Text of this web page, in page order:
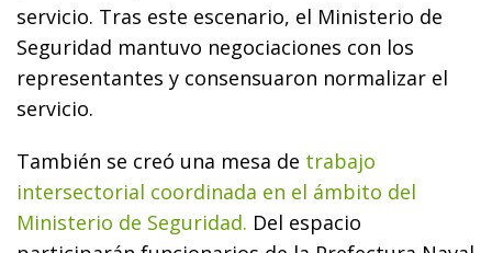
servicio. Tras este escenario, el Ministerio de
Seguridad mantuvo negociaciones con los
representantes y consensuaron normalizar el
servicio.
También se creó una mesa de trabajo
intersectorial coordinada en el ámbito del
Ministerio de Seguridad. Del espacio